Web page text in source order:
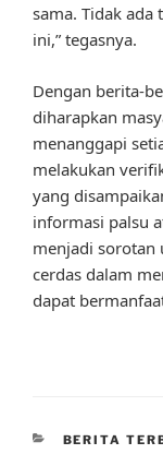
sama. Tidak
ini,” tegasnya.
Dengan berita-
diharapkan
menanggapi
melakukan
yang
informasi palsu
menjadi sorotan
cerdas dalam
dapat
BERITA